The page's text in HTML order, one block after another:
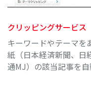
クリッピングサービス
キーワードやテーマを
紙（日本経済新聞、日
通MJ）の該当記事を自